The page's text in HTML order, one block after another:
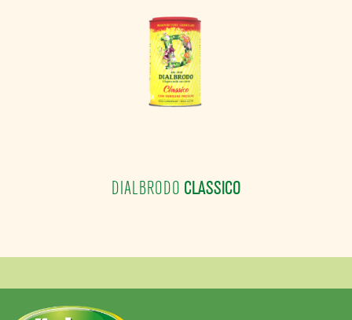
DIALBRODO CLASSICO